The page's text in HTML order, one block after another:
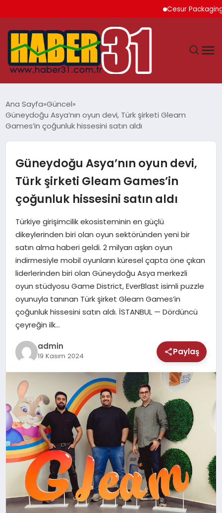
Cesur Packaging,
HATAY
GÜNDEM
MAGAZIN
SAĞLIK
TEKNOLOJI
Ana Sayfa Güncel
Güneydoğu Asya’nın oyun devi, Türk şirketi Gleam
Games’in çoğunluk hissesini satın aldı
Güneydoğu Asya’nın oyun devi,
Türk şirketi Gleam Games’in
çoğunluk hissesini satın aldı
Türkiye girişimcilik ekosisteminin en güçlü
dikeylerinden biri olan oyun sektöründen yeni bir
satın alma haberi geldi. 2 milyarı aşkın oyun
indirmesiyle mobil oyunların küresel çapta öne çıkan
liderlerinden biri olan Güneydoğu Asya merkezli
oyun stüdyosu Game District, EverBlast isimli puzzle
oyunuyla tanınan Türk şirket Gleam Games’in
çoğunluk hissesini satın aldı. İSTANBUL — Dördüncü
çeyreğin ilk…
admin
19 Kasım 2024 Paylaş